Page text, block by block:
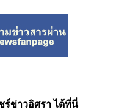
ร์ข่าวอิศรา ได้ที่นี่